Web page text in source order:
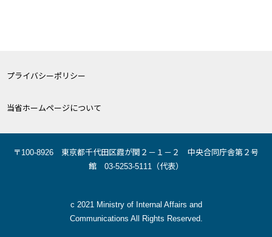
プライバシーポリシー
当省ホームページについて
〒100-8926 東京都千代田区霞が関２－１－２ 中央合同庁舎第２号
館 03-5253-5111（代表）
c 2021 Ministry of Internal Affairs and
Communications All Rights Reserved.